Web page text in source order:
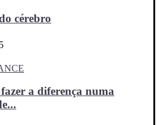
cérebro
a diferença numa